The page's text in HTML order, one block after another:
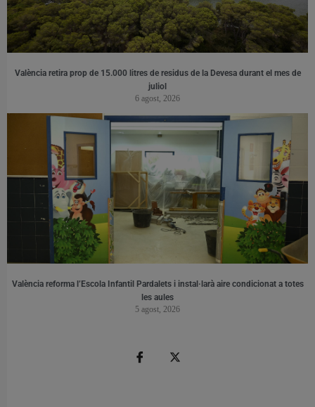
València retira prop de 15.000 litres de residus de la Devesa durant el mes de
juliol
6 agost, 2026
València reforma l’Escola Infantil Pardalets i instal·larà aire condicionat a totes
les aules
5 agost, 2026